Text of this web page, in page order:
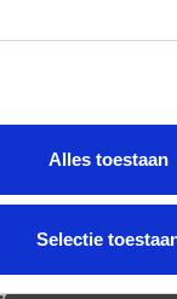
Alles toestaan
Selectie